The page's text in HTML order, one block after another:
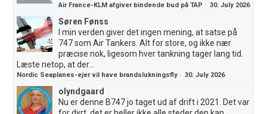
Air France-KLM afgiver bindende bud på TAP ·30. July 2026
Søren Fønss
I min verden giver det ingen mening, at satse på
747 som Air Tankers. Alt for store, og ikke nær
præcise nok, ligesom hver tankning tager lang tid.
Læste netop, at der...
Nordic Seaplanes-ejer vil have brandslukningsfly ·30. July 2026
olyndgaard
Nu er denne B747 jo taget ud af drift i 2021. Det var